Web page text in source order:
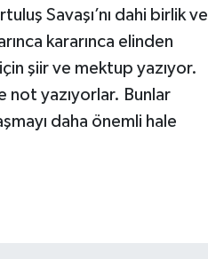
Savaşı’nı dahi birlik ve
kararınca elinden
şiir ve mektup yazıyor.
not yazıyorlar. Bunlar
daha önemli hale